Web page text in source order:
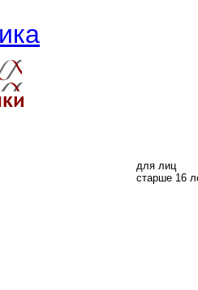
для лиц
старше 16